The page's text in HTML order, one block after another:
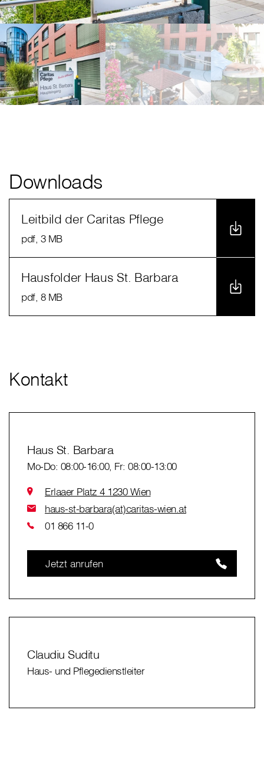
Downloads
Leitbild der Caritas Pflege
pdf, 3 MB
Hausfolder Haus St. Barbara
pdf, 8 MB
Kontakt
Haus St. Barbara
Mo-Do: 08:00-16:00, Fr: 08:00-13:00
Erlaaer Platz 4 1230 Wien
haus-st-barbara(at)caritas-wien.at
01 866 11-0
Jetzt anrufen
Claudiu Suditu
Haus- und Pflegedienstleiter